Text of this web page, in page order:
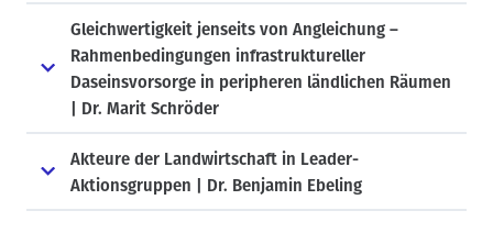
Gleichwertigkeit jenseits von Angleichung –
Rahmenbedingungen infrastruktureller
Daseinsvorsorge in peripheren ländlichen Räumen
| Dr. Marit Schröder
Akteure der Landwirtschaft in Leader-
Aktionsgruppen | Dr. Benjamin Ebeling